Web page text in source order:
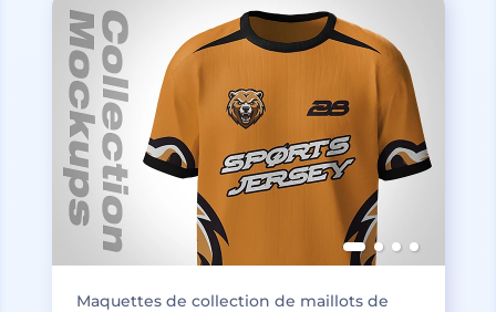
Maquettes de collection de maillots de